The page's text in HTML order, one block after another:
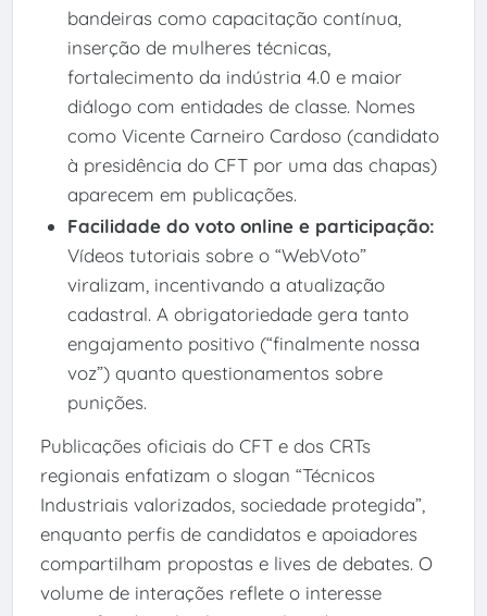
bandeiras como capacitação contínua,
inserção de mulheres técnicas,
fortalecimento da indústria 4.0 e maior
diálogo com entidades de classe. Nomes
como Vicente Carneiro Cardoso (candidato
à presidência do CFT por uma das chapas)
aparecem em publicações.
Facilidade do voto online e participação:
Vídeos tutoriais sobre o “WebVoto”
viralizam, incentivando a atualização
cadastral. A obrigatoriedade gera tanto
engajamento positivo (“finalmente nossa
voz”) quanto questionamentos sobre
punições.
Publicações oficiais do CFT e dos CRTs
regionais enfatizam o slogan “Técnicos
Industriais valorizados, sociedade protegida”,
enquanto perfis de candidatos e apoiadores
compartilham propostas e lives de debates. O
volume de interações reflete o interesse